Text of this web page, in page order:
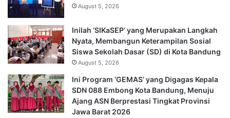
August 5, 2026
Inilah ‘SIKaSEP’ yang Merupakan Langkah
Nyata, Membangun Keterampilan Sosial
Siswa Sekolah Dasar (SD) di Kota Bandung
August 5, 2026
Ini Program ‘GEMAS’ yang Digagas Kepala
SDN 088 Embong Kota Bandung, Menuju
Ajang ASN Berprestasi Tingkat Provinsi
Jawa Barat 2026